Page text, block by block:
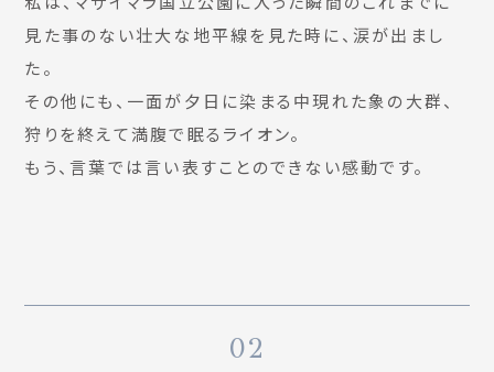
見た事のない壮大な地平線を見た時に、涙が出まし
た。
その他にも、一面が夕日に染まる中現れた象の大群、
狩りを終えて満腹で眠るライオン。
もう、言葉では言い表すことのできない感動です。
02